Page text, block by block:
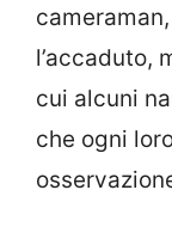
l’accaduto,
cui alcuni
che ogni